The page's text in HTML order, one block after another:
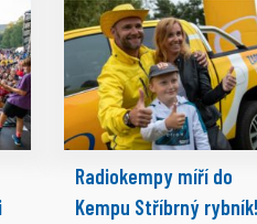
Radiokempy míří do
Kempu Stříbrný rybník!